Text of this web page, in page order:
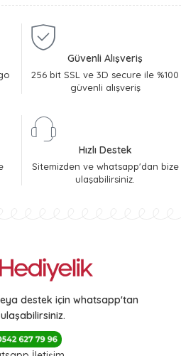
Güvenli Alışveriş
256 bit SSL ve 3D secure ile %100
güvenli alışveriş
Hızlı Destek
Sitemizden ve whatsapp'dan bize
ulaşabilirsiniz.
destek için whatsapp'tan